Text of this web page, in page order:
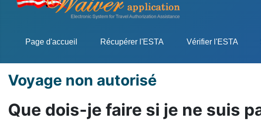
Page d'accueil Récupérer l'ESTA Vérifier l'ESTA
Voyage non autorisé
Que dois-je faire si je ne suis